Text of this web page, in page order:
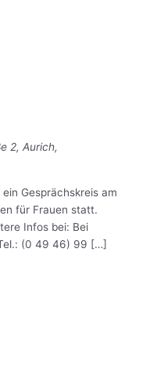
2, Aurich,
Gesprächskreis am
für Frauen statt.
Infos bei: Bei
(0 49 46) 99 […]